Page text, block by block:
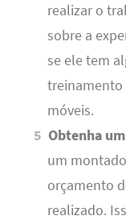
realizar o
sobre a
se ele tem
treinamento
móveis.
Obtenha
um
orçamento
realizado.